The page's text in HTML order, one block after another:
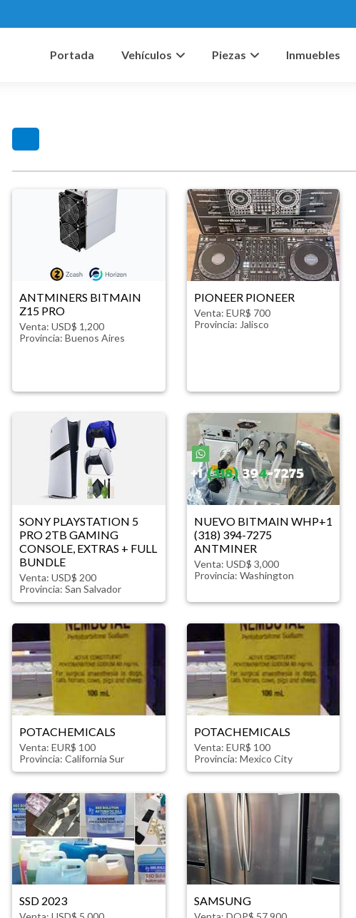
Portada Vehículos Piezas Inmuebles
ANTMINERS BITMAIN
Z15 PRO
Venta: USD$ 1,200
Provincia: Buenos Aires
PIONEER PIONEER
Venta: EUR$ 700
Provincia: Jalisco
SONY PLAYSTATION 5
PRO 2TB GAMING
CONSOLE, EXTRAS + FULL
BUNDLE
Venta: USD$ 200
Provincia: San Salvador
NUEVO BITMAIN WHP+1
(318) 394-7275
ANTMINER
Venta: USD$ 3,000
Provincia: Washington
POTACHEMICALS
Venta: EUR$ 100
Provincia: California Sur
POTACHEMICALS
Venta: EUR$ 100
Provincia: Mexico City
SSD 2023 SAMSUNG